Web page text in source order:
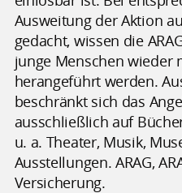
Ausweitung der Aktion
gedacht, wissen die
junge Menschen wieder
herangeführt werden.
beschränkt sich das
ausschließlich auf
u. a. Theater, Musik,
Ausstellungen. ARAG,
Versicherung.